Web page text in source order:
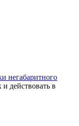
негабаритного
действовать в